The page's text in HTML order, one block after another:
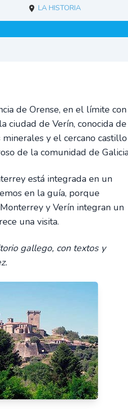
La historia
de Orense, en el límite con
ciudad de Verín, conocida de
y el cercano
de la comunidad de
está integrada en un
en la guía, porque
y Verín integran un
una visita.
gallego, con textos y